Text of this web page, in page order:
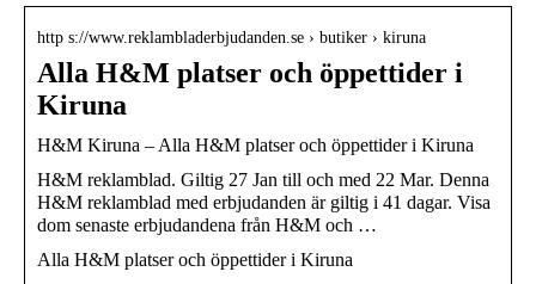
http s://www.reklambladerbjudanden.se › butiker › kiruna
Alla H&M platser och öppettider i
Kiruna
H&M Kiruna – Alla H&M platser och öppettider i Kiruna
H&M reklamblad. Giltig 27 Jan till och med 22 Mar. Denna
H&M reklamblad med erbjudanden är giltig i 41 dagar. Visa
dom senaste erbjudandena från H&M och …
Alla H&M platser och öppettider i Kiruna